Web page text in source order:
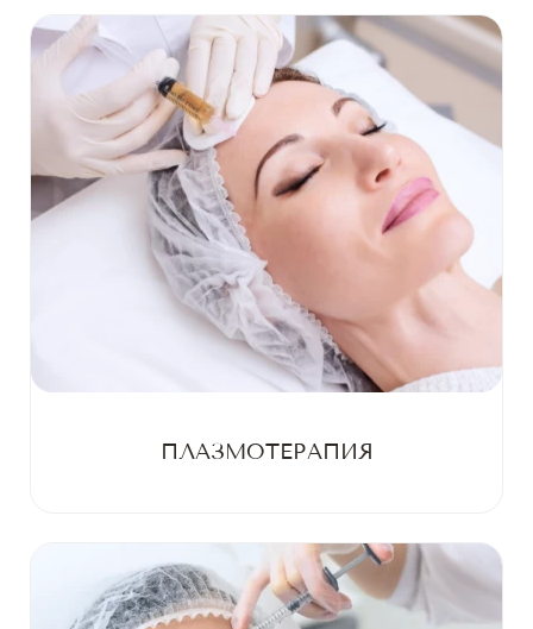
ПЛАЗМОТЕРАПИЯ